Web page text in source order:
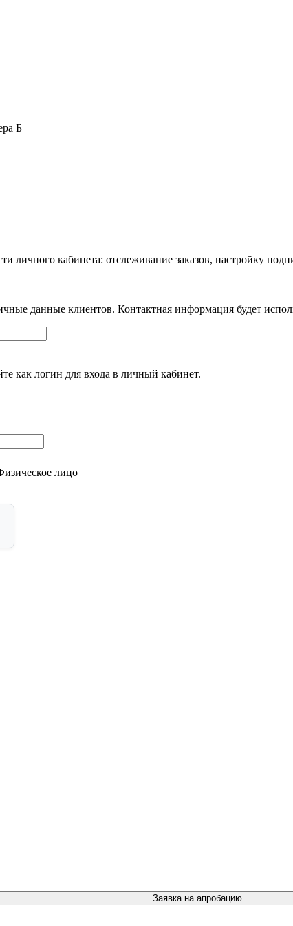
Б
личного кабинета: отслеживание заказов, настройку
данные клиентов. Контактная информация будет
как логин для входа в личный кабинет.
лицо
Заявка на апробацию